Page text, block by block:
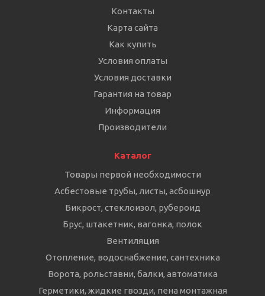
Контакты
Карта сайта
Как купить
Условия оплаты
Условия доставки
Гарантия на товар
Информация
Производители
Каталог
Товары первой необходимости
Асбестовые трубы, листы, асбошнур
Бикрост, стеклоизол, рубероид
Брус, штакетник, вагонка, полок
Вентиляция
Отопление, водоснабжение, сантехника
Ворота, рольставни, балки, автоматика
Герметики, жидкие гвозди, пена монтажная